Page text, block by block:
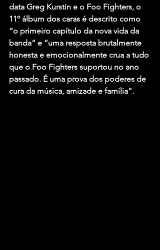
data Greg Kurstin e o Foo Fighters, o
11º álbum dos caras é descrito como
“o primeiro capítulo da nova vida da
banda” e “uma resposta brutalmente
honesta e emocionalmente crua a tudo
que o Foo Fighters suportou no ano
passado. É uma prova dos poderes de
cura da música, amizade e família”.